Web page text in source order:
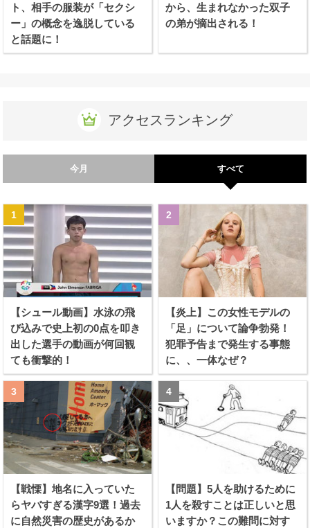
ト、相手の服装が「セクシ
ー」の概念を逸脱している
と話題に！
から、生まれなかった双子
の弟が摘出される！
アクセスランキング
今月 すべて
【シュール動画】水泳の飛
び込みで史上初の0点を叩き
出した選手の動画が何回観
ても衝撃的！
【炎上】この女性モデルの
「足」について論争勃発！
犯罪予告まで発生する事態
に、、一体なぜ？
【戦慄】地名に入っていた
らヤバすぎる漢字9選！過去
に自然災害の歴史があるか
【問題】5人を助けるために
1人を殺すことは正しいと思
いますか？この難問に対す